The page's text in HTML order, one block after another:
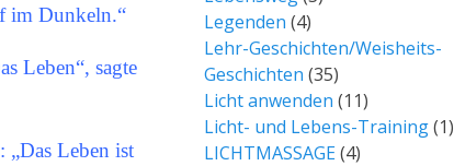
im Dunkeln.“
Leben“, sagte
„Das Leben ist
Legenden (4)
Lehr-Geschichten/Weisheits-
Geschichten (35)
Licht anwenden (11)
Licht- und Lebens-Training(1)
LICHTMASSAGE(4)